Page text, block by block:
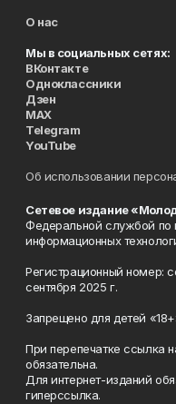
О нас
Мы в социальных сетях:
ВКонтакте
Одноклассники
Дзен
MAX
Telegram
YouTube
Об использовании
Сетевое издание
Федеральной службой по
информационных
Регистрационный номер:
сентября 2025 г.
Запрещено для детей
При перепечатке ссылка
обязательна.
Для интернет-изданий
гиперссылка.